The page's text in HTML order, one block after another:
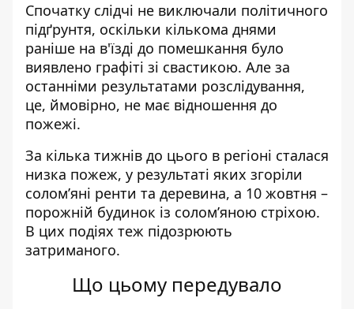
Спочатку слідчі не виключали політичного
підґрунтя, оскільки кількома днями
раніше на в'їзді до помешкання було
виявлено графіті зі свастикою. Але за
останніми результатами розслідування,
це, ймовірно, не має відношення до
пожежі.
За кілька тижнів до цього в регіоні сталася
низка пожеж, у результаті яких згоріли
солом’яні ренти та деревина, а 10 жовтня –
порожній будинок із солом’яною стріхою.
В цих подіях теж підозрюють
затриманого.
Що цьому передувало